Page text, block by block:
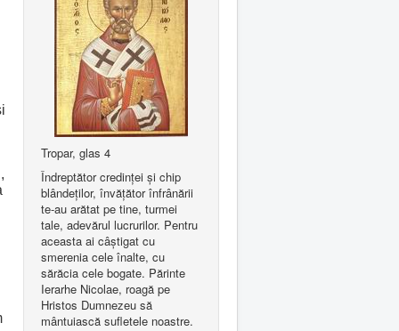
Tropar, glas 4
Îndreptător credinţei şi chip
blândeţilor, învăţător înfrânării
te-au arătat pe tine, turmei
tale, adevărul lucrurilor. Pentru
aceasta ai câştigat cu
smerenia cele înalte, cu
sărăcia cele bogate. Părinte
Ierarhe Nicolae, roagă pe
Hristos Dumnezeu să
mântuiască sufletele noastre.